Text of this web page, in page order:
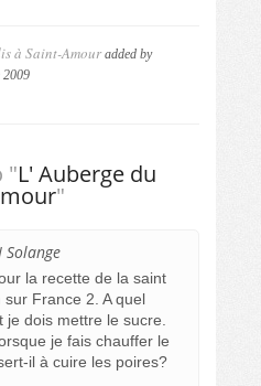
à Saint-Amour added by
2009
"L' Auberge du
"
Solange
la recette de la saint
sur France 2. A quel
je dois mettre le sucre.
je fais chauffer le
il à cuire les poires?